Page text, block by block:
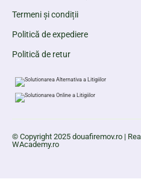
Termeni și condiții
Politică de expediere
Politică de retur
© Copyright 2025 douafiremov.ro |
WAcademy.ro